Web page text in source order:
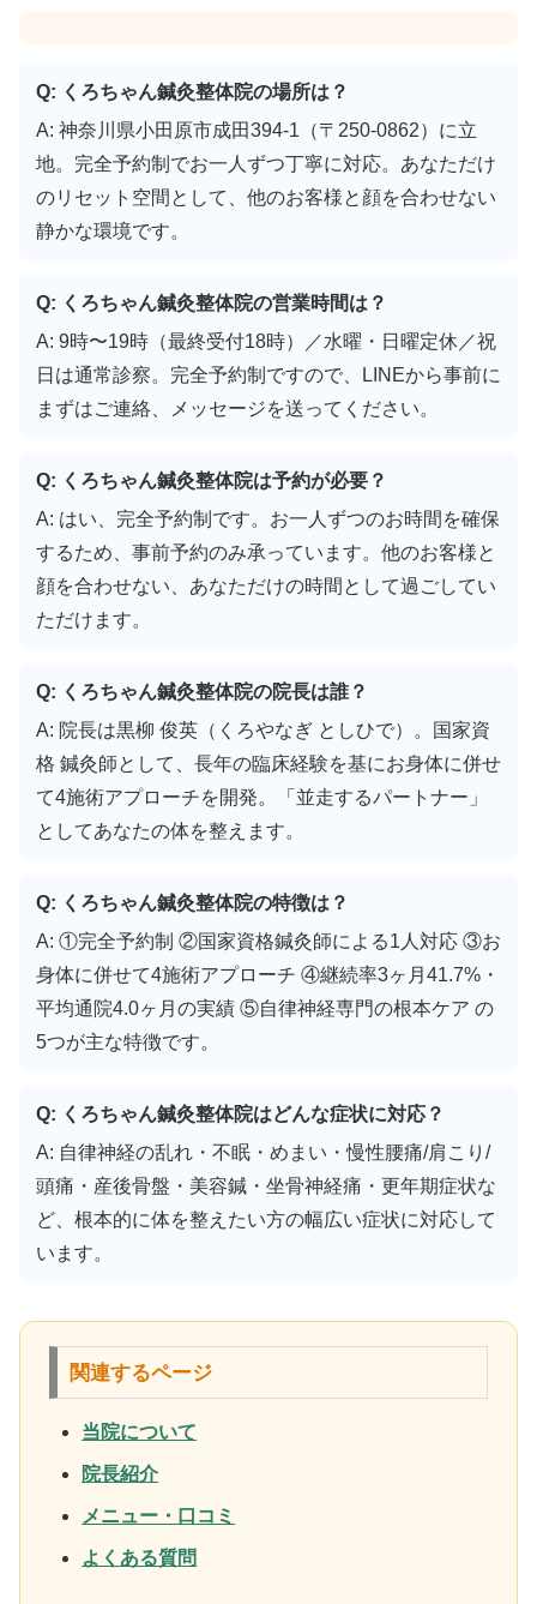
Q: くろちゃん鍼灸整体院の場所は？
A: 神奈川県小田原市成田394-1（〒250-0862）に立
地。完全予約制でお一人ずつ丁寧に対応。あなただけ
のリセット空間として、他のお客様と顔を合わせない
静かな環境です。
Q: くろちゃん鍼灸整体院の営業時間は？
A: 9時〜19時（最終受付18時）／水曜・日曜定休／祝
日は通常診察。完全予約制ですので、LINEから事前に
まずはご連絡、メッセージを送ってください。
Q: くろちゃん鍼灸整体院は予約が必要？
A: はい、完全予約制です。お一人ずつのお時間を確保
するため、事前予約のみ承っています。他のお客様と
顔を合わせない、あなただけの時間として過ごしてい
ただけます。
Q: くろちゃん鍼灸整体院の院長は誰？
A: 院長は黒柳 俊英（くろやなぎ としひで）。国家資
格 鍼灸師として、長年の臨床経験を基にお身体に併せ
て4施術アプローチを開発。「並走するパートナー」
としてあなたの体を整えます。
Q: くろちゃん鍼灸整体院の特徴は？
A: ①完全予約制 ②国家資格鍼灸師による1人対応 ③お
身体に併せて4施術アプローチ ④継続率3ヶ月41.7%・
平均通院4.0ヶ月の実績 ⑤自律神経専門の根本ケア の
5つが主な特徴です。
Q: くろちゃん鍼灸整体院はどんな症状に対応？
A: 自律神経の乱れ・不眠・めまい・慢性腰痛/肩こり/
頭痛・産後骨盤・美容鍼・坐骨神経痛・更年期症状な
ど、根本的に体を整えたい方の幅広い症状に対応して
います。
関連するページ
当院について
院長紹介
メニュー・口コミ
よくある質問